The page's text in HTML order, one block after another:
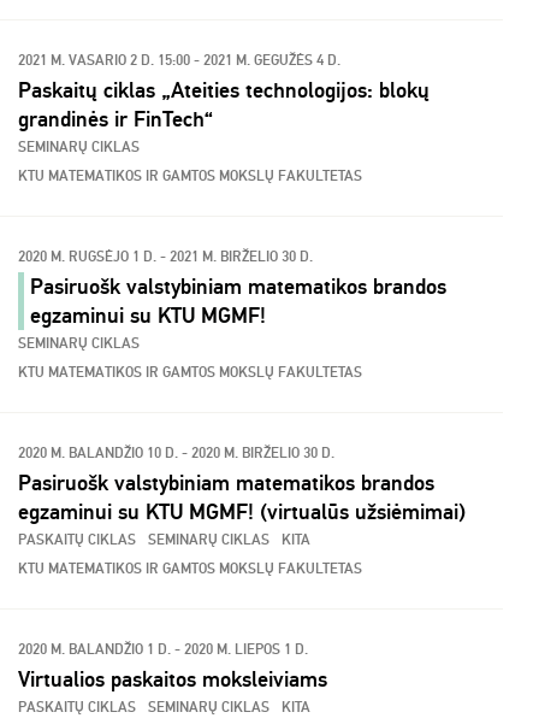
2021 M. VASARIO 2 D. 15:00 - 2021 M. GEGUŽĖS 4 D.
Paskaitų ciklas „Ateities technologijos: blokų
grandinės ir FinTech“
SEMINARŲ CIKLAS
KTU MATEMATIKOS IR GAMTOS MOKSLŲ FAKULTETAS
2020 M. RUGSĖJO 1 D. - 2021 M. BIRŽELIO 30 D.
Pasiruošk valstybiniam matematikos brandos
egzaminui su KTU MGMF!
SEMINARŲ CIKLAS
KTU MATEMATIKOS IR GAMTOS MOKSLŲ FAKULTETAS
2020 M. BALANDŽIO 10 D. - 2020 M. BIRŽELIO 30 D.
Pasiruošk valstybiniam matematikos brandos
egzaminui su KTU MGMF! (virtualūs užsiėmimai)
PASKAITŲ CIKLAS SEMINARŲ CIKLAS
KITA
KTU MATEMATIKOS IR GAMTOS MOKSLŲ FAKULTETAS
2020 M. BALANDŽIO 1 D. - 2020 M. LIEPOS 1 D.
Virtualios paskaitos moksleiviams
PASKAITŲ CIKLAS SEMINARŲ CIKLAS
KITA